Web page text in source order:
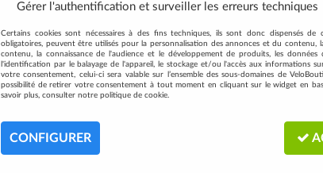
Découvrez tous les produits de la
Gérer l'authentification et surveiller les erreurs techniques
Certains cookies sont nécessaires à des fins techniques, ils sont donc dispensés de
obligatoires, peuvent être utilisés pour la personnalisation des annonces et du contenu,
contenu, la connaissance de l'audience et le développement de produits, les données
l'identification par le balayage de l'appareil, le stockage et/ou l'accès aux informations
votre consentement, celui-ci sera valable sur l’ensemble des sous-domaines de
possibilité de retirer votre consentement à tout moment en cliquant sur le widget en
savoir plus, consulter notre politique de cookie.
CONFIGURER